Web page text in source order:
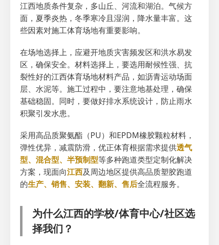
江西地质条件复杂，多山丘、河流和湖泊。气候方
面，夏季炎热，冬季寒冷且湿润，降水量丰富。这
些因素对施工体育场地有重要影响。
在场地选择上，应避开地质灾害频发区和洪水易发
区，确保安全。材料选择上，要选用耐候性强、抗
裂性好的江西体育场地材料产品，如沥青运动场面
层、水泥等。施工过程中，要注意地基处理，确保
基础稳固。同时，要做好排水系统设计，防止雨水
积聚引发水患。
采用高品质聚氨酯（PU）和EPDM橡胶颗粒材料，
弹性优异，减震防滑，优正体育根据需求提供透气
型、混合型、半预制型等多种跑道类型定制化解决
方案，现面向江西及周边地区提供高品质塑胶跑道
的生产、销售、安装、翻新、售后全流程服务。
为什么江西的学校/体育中心/社区选
择我们？